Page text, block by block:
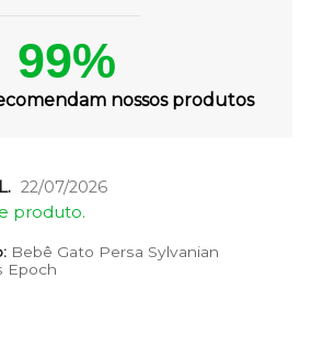
99%
nossos produtos
22/07/2026
produto.
Bebê Gato Persa Sylvanian
Epoch